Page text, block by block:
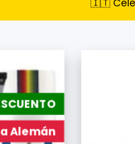
🇮🇹
Alemán